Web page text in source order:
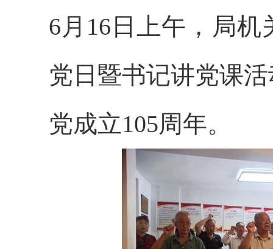
6月16日上午，局
党日暨书记讲党课
党成立105周年。